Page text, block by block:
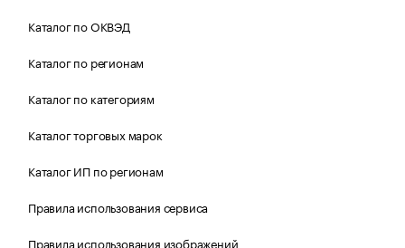
Каталог по ОКВЭД
Каталог по регионам
Каталог по категориям
Каталог торговых марок
Каталог ИП по регионам
Правила использования сервиса
Правила использования изображений